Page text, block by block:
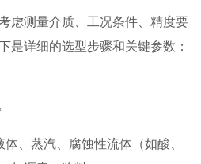
虑测量介质、工况条件、精度要
是详细的选型步骤和关键参数：
、蒸汽、腐蚀性流体（如酸、